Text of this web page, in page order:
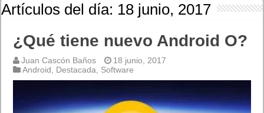
Artículos del día: 18 junio, 2017
¿Qué tiene nuevo Android O?
Juan Cascón Baños
18 junio, 2017
Android
Destacada Software